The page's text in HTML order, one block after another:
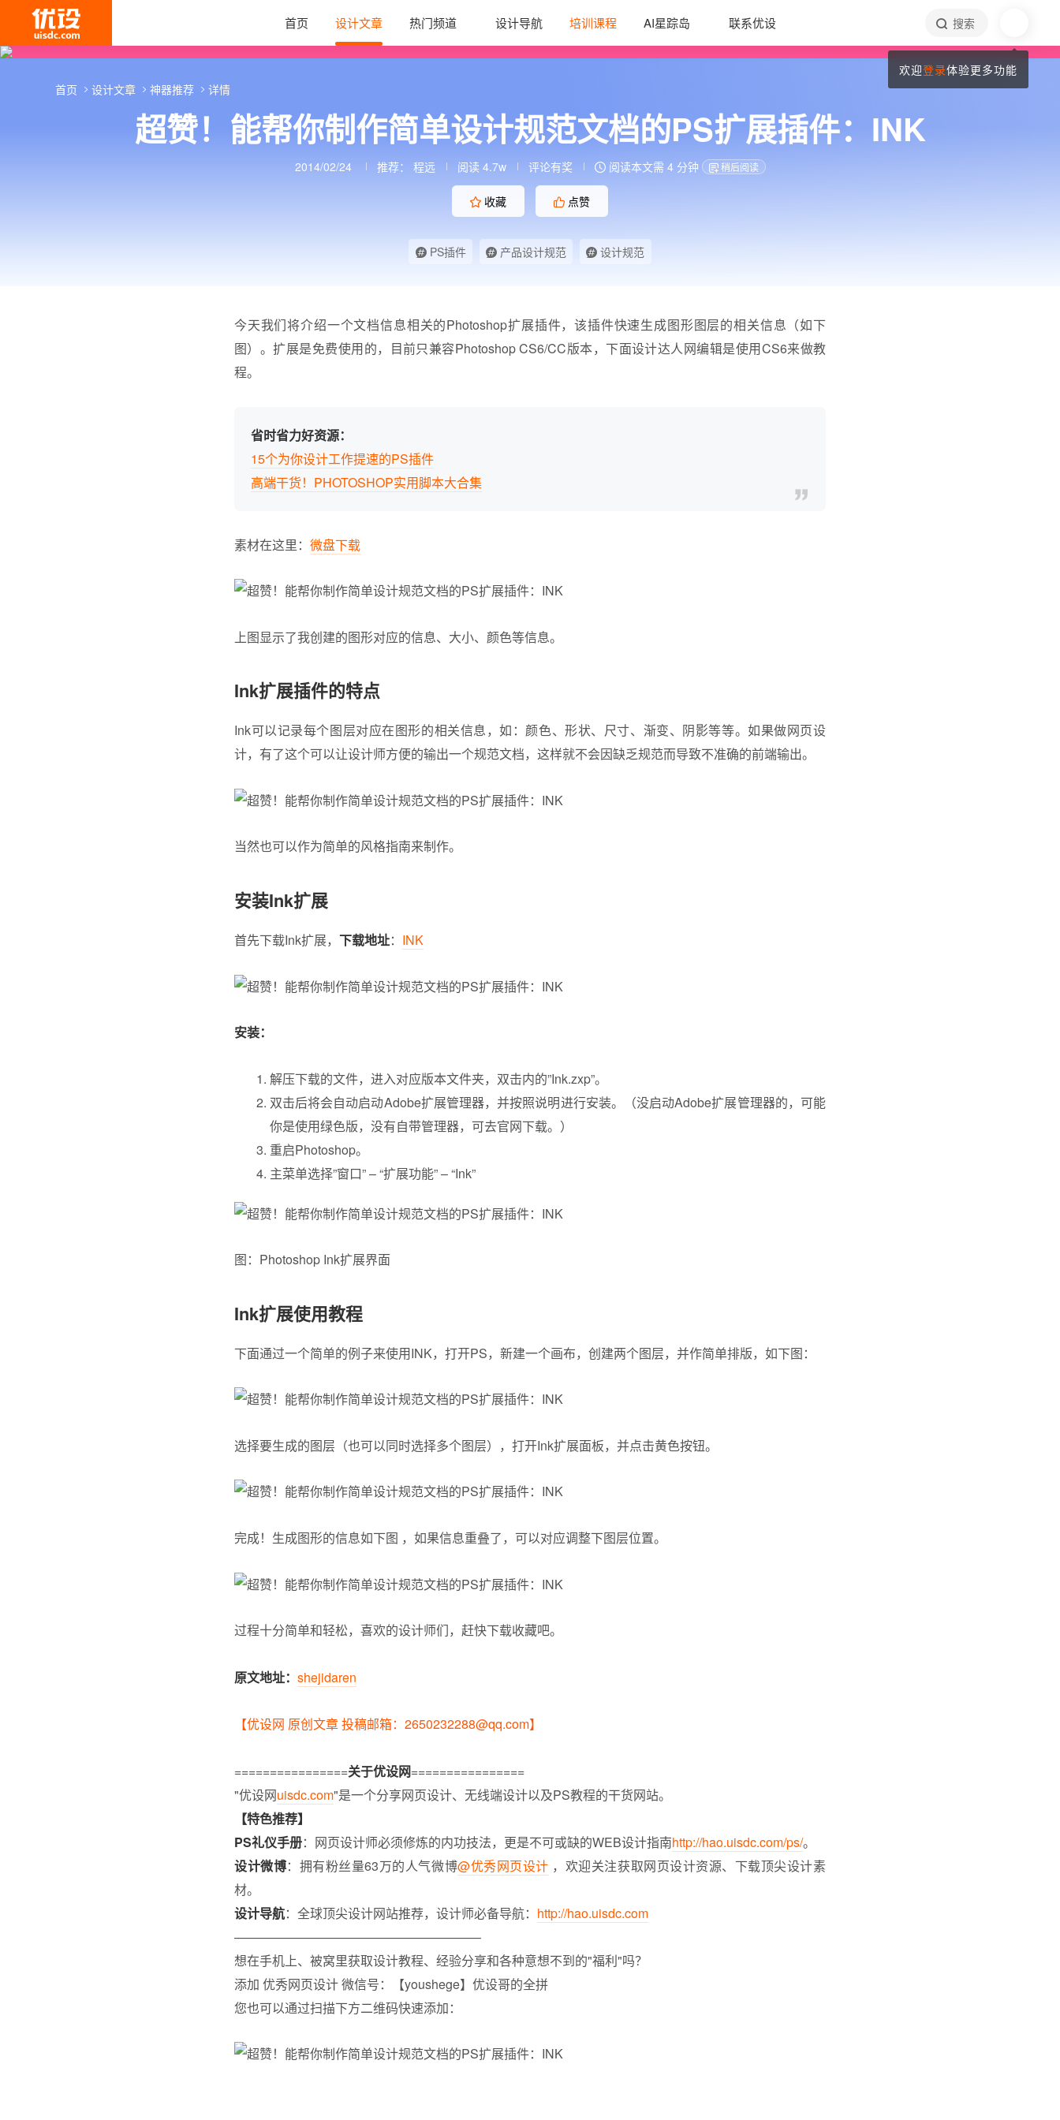
首页 设计文章 热门频道 设计导航 培训课程 AI星踪岛 联系优设 搜索
超赞！能帮你制作简单设计规范文档的PS扩展插件：INK
2014/02/24 推荐： 程远 阅读 4.7w 评论有奖 阅读本文需 4 分钟 稍后阅读
收藏 点赞
PS插件 产品设计规范 设计规范
首页 设计文章 神器推荐 详情
今天我们将介绍一个文档信息相关的Photoshop扩展插件，该插件快速生成图形图层的相关信息（如下
图）。扩展是免费使用的，目前只兼容Photoshop CS6/CC版本，下面设计达人网编辑是使用CS6来做教
程。
省时省力好资源：
15个为你设计工作提速的PS插件
高端干货！PHOTOSHOP实用脚本大合集
素材在这里： 微盘下载
上图显示了我创建的图形对应的信息、大小、颜色等信息。
Ink扩展插件的特点
Ink可以记录每个图层对应在图形的相关信息，如：颜色、形状、尺寸、渐变、阴影等等。如果做网页设
计，有了这个可以让设计师方便的输出一个规范文档，这样就不会因缺乏规范而导致不准确的前端输出。
当然也可以作为简单的风格指南来制作。
安装Ink扩展
首先下载Ink扩展， 下载地址： INK
安装：
解压下载的文件，进入对应版本文件夹，双击内的”Ink.zxp”。
双击后将会自动启动Adobe扩展管理器，并按照说明进行安装。（没启动Adobe扩展管理器的，可能
你是使用绿色版，没有自带管理器，可去官网下载。）
重启Photoshop。
主菜单选择”窗口” – “扩展功能” – “Ink”
图：Photoshop Ink扩展界面
Ink扩展使用教程
下面通过一个简单的例子来使用INK，打开PS，新建一个画布，创建两个图层，并作简单排版，如下图：
选择要生成的图层（也可以同时选择多个图层），打开Ink扩展面板，并点击黄色按钮。
完成！生成图形的信息如下图 ，如果信息重叠了，可以对应调整下图层位置。
过程十分简单和轻松，喜欢的设计师们，赶快下载收藏吧。
原文地址： shejidaren
【优设网 原创文章 投稿邮箱：2650232288@qq.com】
================关于优设网================
"优设网uisdc.com"是一个分享网页设计、无线端设计以及PS教程的干货网站。
【特色推荐】
PS礼仪手册：网页设计师必须修炼的内功技法，更是不可或缺的WEB设计指南http://hao.uisdc.com/ps/。
设计微博：拥有粉丝量63万的人气微博@优秀网页设计 ，欢迎关注获取网页设计资源、下载顶尖设计素
材。
设计导航：全球顶尖设计网站推荐，设计师必备导航： http://hao.uisdc.com
———————————————————–
想在手机上、被窝里获取设计教程、经验分享和各种意想不到的"福利"吗？
添加 优秀网页设计 微信号：【youshege】优设哥的全拼
您也可以通过扫描下方二维码快速添加：
欢迎登录体验更多功能